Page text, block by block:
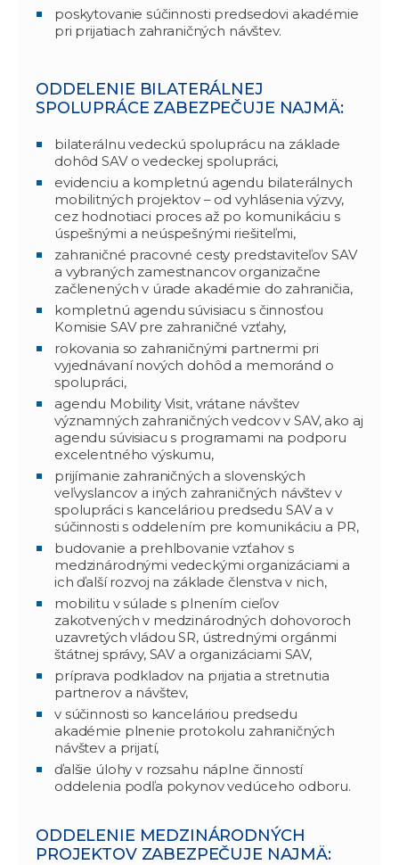
poskytovanie súčinnosti predsedovi akadémie
pri prijatiach zahraničných návštev.
ODDELENIE BILATERÁLNEJ
SPOLUPRÁCE ZABEZPEČUJE NAJMÄ:
bilaterálnu vedeckú spoluprácu na základe
dohôd SAV o vedeckej spolupráci,
evidenciu a kompletnú agendu bilaterálnych
mobilitných projektov – od vyhlásenia výzvy,
cez hodnotiaci proces až po komunikáciu s
úspešnými a neúspešnými riešiteľmi,
zahraničné pracovné cesty predstaviteľov SAV
a vybraných zamestnancov organizačne
začlenených v úrade akadémie do zahraničia,
kompletnú agendu súvisiacu s činnosťou
Komisie SAV pre zahraničné vzťahy,
rokovania so zahraničnými partnermi pri
vyjednávaní nových dohôd a memoránd o
spolupráci,
agendu Mobility Visit, vrátane návštev
významných zahraničných vedcov v SAV, ako aj
agendu súvisiacu s programami na podporu
excelentného výskumu,
prijímanie zahraničných a slovenských
veľvyslancov a iných zahraničných návštev v
spolupráci s kanceláriou predsedu SAV a v
súčinnosti s oddelením pre komunikáciu a PR,
budovanie a prehlbovanie vzťahov s
medzinárodnými vedeckými organizáciami a
ich ďalší rozvoj na základe členstva v nich,
mobilitu v súlade s plnením cieľov
zakotvených v medzinárodných dohovoroch
uzavretých vládou SR, ústrednými orgánmi
štátnej správy, SAV a organizáciami SAV,
príprava podkladov na prijatia a stretnutia
partnerov a návštev,
v súčinnosti so kanceláriou predsedu
akadémie plnenie protokolu zahraničných
návštev a prijatí,
ďalšie úlohy v rozsahu náplne činností
oddelenia podľa pokynov vedúceho odboru.
ODDELENIE MEDZINÁRODNÝCH
PROJEKTOV ZABEZPEČUJE NAJMÄ: